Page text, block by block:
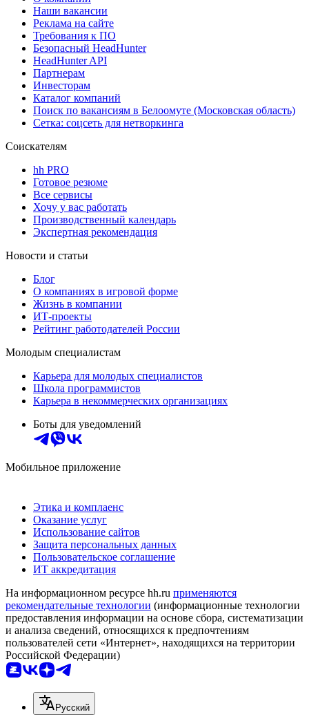
Наши вакансии
Реклама на сайте
Требования к ПО
Безопасный HeadHunter
HeadHunter API
Партнерам
Инвесторам
Каталог компаний
Поиск по вакансиям в Белоомуте (Московская область)
Сетка: соцсеть для нетворкинга
Соискателям
hh PRO
Готовое резюме
Все сервисы
Хочу у вас работать
Производственный календарь
Экспертная рекомендация
Новости и статьи
Блог
О компаниях в игровой форме
Жизнь в компании
ИТ-проекты
Рейтинг работодателей России
Молодым специалистам
Карьера для молодых специалистов
Школа программистов
Карьера в некоммерческих организациях
Боты для уведомлений
Мобильное приложение
Этика и комплаенс
Оказание услуг
Использование сайтов
Защита персональных данных
Пользовательское соглашение
ИТ аккредитация
На информационном ресурсе hh.ru применяются
рекомендательные технологии (информационные технологии
предоставления информации на основе сбора, систематизации
и анализа сведений, относящихся к предпочтениям
пользователей сети «Интернет», находящихся на территории
Российской Федерации)
Русский